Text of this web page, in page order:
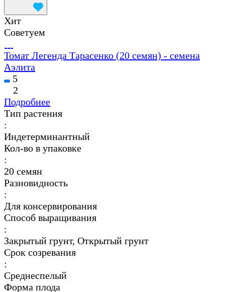
Хит
Советуем
Томат Легенда Тарасенко (20 семян) - семена
Аэлита
5
2
Подробнее
Тип растения
:
Индетерминантный
Кол-во в упаковке
:
20 семян
Разновидность
:
Для консервирования
Способ выращивания
:
Закрытый грунт, Открытый грунт
Срок созревания
:
Среднеспелый
Форма плода